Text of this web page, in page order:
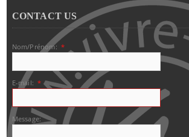
CONTACT US
Nom/Prénom: *
E-mail: *
Message: